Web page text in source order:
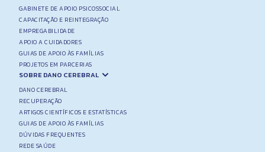
GABINETE DE APOIO PSICOSSOCIAL
CAPACITAÇÃO E REINTEGRAÇÃO
EMPREGABILIDADE
APOIO A CUIDADORES
GUIAS DE APOIO ÀS FAMÍLIAS
PROJETOS EM PARCERIAS
SOBRE DANO CEREBRAL
DANO CEREBRAL
RECUPERAÇÃO
ARTIGOS CIENTÍFICOS E ESTATÍSTICAS
GUIAS DE APOIO ÀS FAMÍLIAS
DÚVIDAS FREQUENTES
REDE SAÚDE